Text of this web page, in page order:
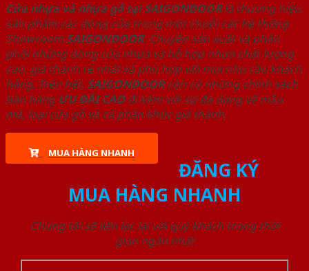
Cửa nhựa và nhựa gỗ tại SAIGONDOORlà thương hiệu
sản phẩm các dòng cửa trong một chuỗi các hệ thống
Showroom SAIGONDOOR. Chuyên sản xuất và phân
phối những dòng cửa nhựa và hỗ hợp nhựa chất lượng
cao, giá thành rẻ nhất và phù hợp với mọi nhu cầu khách
hàng. Trên hết, SAIGONDOORcòn có những chính sách
bán hàng ƯU ĐÃI CAOđi kèm với sự đa dạng về mẫu
mã, loại cửa gỗ và cả phân khúc giá thành.
MUA HÀNG NHANH
ĐĂNG KÝ
MUA HÀNG NHANH
Chúng tôi sẽ liên lạc lại với quý khách trong thời
gian ngắn nhất